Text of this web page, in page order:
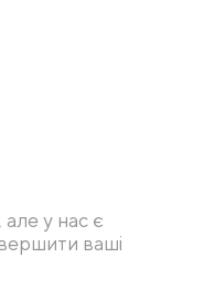
у нас є
ваші